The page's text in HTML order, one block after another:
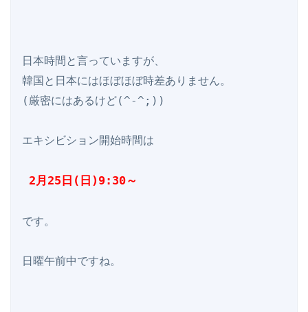
日本時間と言っていますが、
韓国と日本にはほぼほぼ時差ありません。
(厳密にはあるけど(^-^;))
エキシビション開始時間は
2月25日(日)9:30～
です。
日曜午前中ですね。